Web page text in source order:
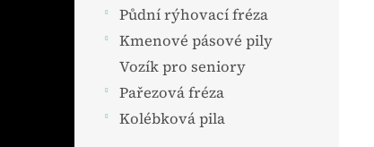
Půdní rýhovací fréza
Kmenové pásové pily
Vozík pro seniory
Pařezová fréza
Kolébková pila